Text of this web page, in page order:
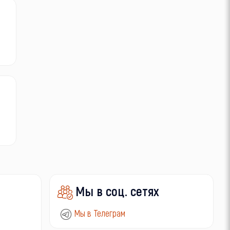
Мы в соц. сетях
Мы в Телеграм